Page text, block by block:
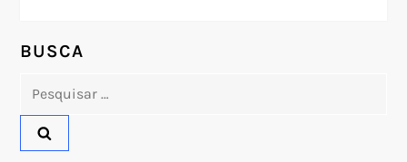
o
s
t
BUSCA
Pesquisar